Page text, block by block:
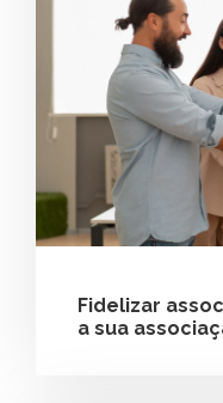
Fidelizar
a sua